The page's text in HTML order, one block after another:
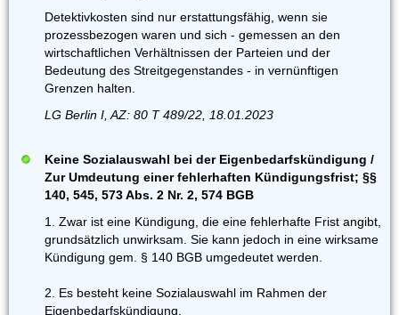
Detektivkosten sind nur erstattungsfähig, wenn sie
prozessbezogen waren und sich - gemessen an den
wirtschaftlichen Verhältnissen der Parteien und der
Bedeutung des Streitgegenstandes - in vernünftigen
Grenzen halten.
LG Berlin I, AZ: 80 T 489/22, 18.01.2023
Keine Sozialauswahl bei der Eigenbedarfskündigung /
Zur Umdeutung einer fehlerhaften Kündigungsfrist; §§
140, 545, 573 Abs. 2 Nr. 2, 574 BGB
1. Zwar ist eine Kündigung, die eine fehlerhafte Frist angibt,
grundsätzlich unwirksam. Sie kann jedoch in eine wirksame
Kündigung gem. § 140 BGB umgedeutet werden.
2. Es besteht keine Sozialauswahl im Rahmen der
Eigenbedarfskündigung.